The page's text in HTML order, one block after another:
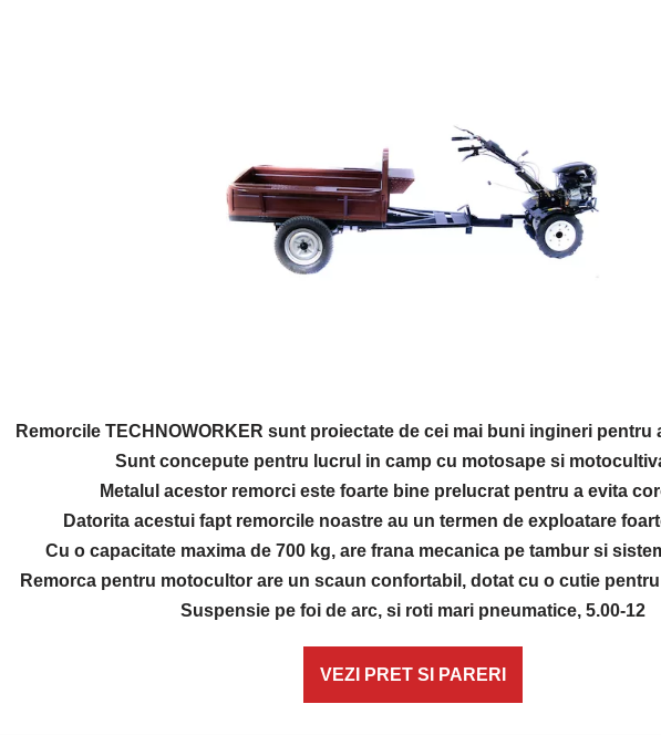
Remorcile TECHNOWORKER sunt proiectate de cei mai buni ingineri pentru
Sunt concepute pentru lucrul in camp cu motosape si
Metalul acestor remorci este foarte bine prelucrat pentru a evita
Datorita acestui fapt remorcile noastre au un termen de exploatare
Cu o capacitate maxima de 700 kg, are frana mecanica pe tambur si
Remorca pentru motocultor are un scaun confortabil, dotat cu o cutie
Suspensie pe foi de arc, si roti mari pneumatice, 5.00-12
VEZI PRET SI PARERI